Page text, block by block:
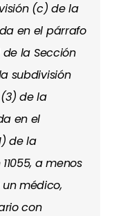
(c) de la
en el párrafo
la Sección
subdivisión
de la
en el
de la
a menos
médico,
con